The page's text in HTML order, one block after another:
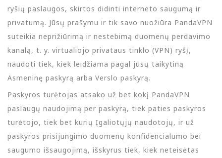
ryšių paslaugos, skirtos didinti interneto saugumą ir
privatumą. Jūsų prašymu ir tik savo nuožiūra PandaVPN
suteikia neprižiūrimą ir nestebimą duomenų perdavimo
kanalą, t. y. virtualiojo privataus tinklo (VPN) ryšį,
naudoti tiek, kiek leidžiama pagal jūsų taikytiną
Asmeninę paskyrą arba Verslo paskyrą.
Paskyros turėtojas atsako už bet kokį PandaVPN
paslaugų naudojimą per paskyrą, tiek paties paskyros
turėtojo, tiek bet kurių Įgaliotųjų naudotojų, ir už
paskyros prisijungimo duomenų konfidencialumo bei
saugumo išsaugojimą, išskyrus tiek, kiek neteisėtas